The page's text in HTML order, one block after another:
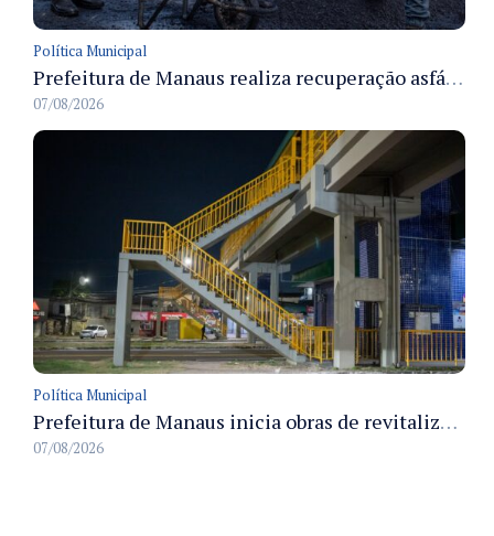
Política Municipal
Prefeitura de Manaus realiza recuperação asfáltica na rua Canário do Campo e amplia mobilidade na zona Norte
07/08/2026
Política Municipal
Prefeitura de Manaus inicia obras de revitalização na passarela Max Teixeira para ampliar segurança e mobilidade urbana
07/08/2026